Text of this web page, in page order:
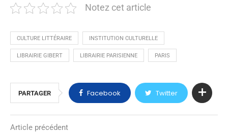
Notez cet article
CULTURE LITTÉRAIRE INSTITUTION CULTURELLE
LIBRAIRIE GIBERT LIBRAIRIE PARISIENNE PARIS
PARTAGER Facebook Twitter
Article précédent